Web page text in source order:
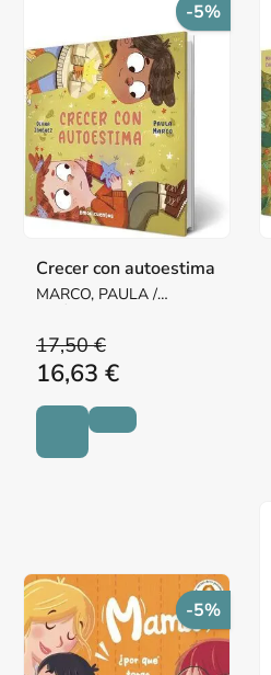
-5%
Crecer con autoestima
MARCO, PAULA /
17,50 €
16,63 €
-5%